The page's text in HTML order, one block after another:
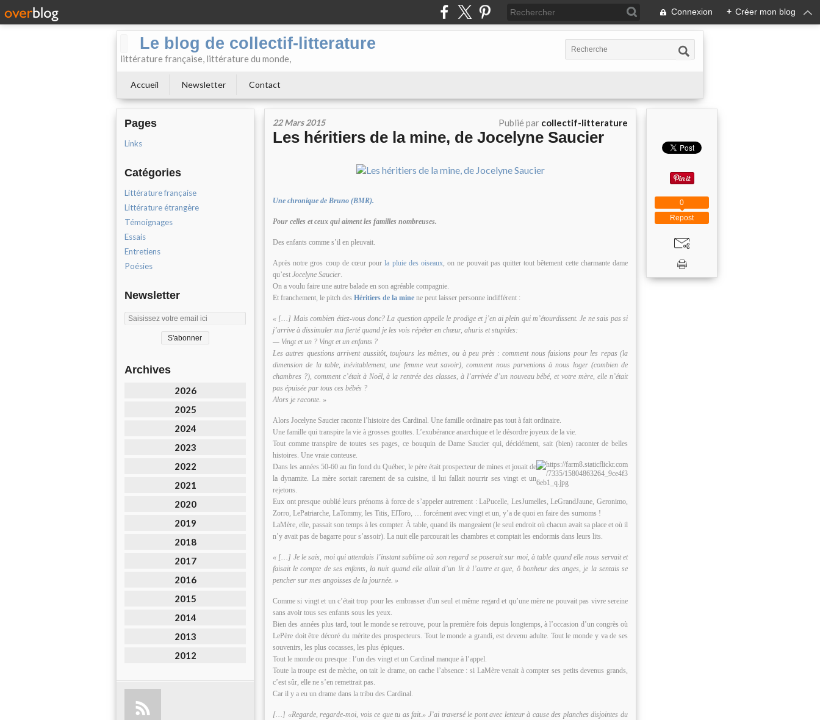
Connexion + Créer mon blog
Le blog de collectif-litterature
littérature française, littérature du monde,
Accueil Newsletter Contact
Pages
Links
Catégories
Littérature française
Littérature étrangère
Témoignages
Essais
Entretiens
Poésies
Newsletter
Archives
2026
2025
2024
2023
2022
2021
2020
2019
2018
2017
2016
2015
2014
2013
2012
22 Mars 2015 Publié par collectif-litterature
Les héritiers de la mine, de Jocelyne Saucier
Une chronique de Bruno (BMR).
Pour celles et ceux qui aiment les familles nombreuses.
Des enfants comme s’il en pleuvait.
Après notre gros coup de cœur pourla pluie des oiseaux, on ne pouvait pas quitter tout bêtement cette charmante dame
qu’est Jocelyne Saucier.
On a voulu faire une autre balade en son agréable compagnie.
Et franchement, le pitch des Héritiers de la mine ne peut laisser personne indifférent :
« […] Mais combien étiez-vous donc? La question appelle le prodige et j’en ai plein qui m’étourdissent. Je ne sais pas si
j’arrive à dissimuler ma fierté quand je les vois répéter en chœur, ahuris et stupides:
— Vingt et un ? Vingt et un enfants ?
Les autres questions arrivent aussitôt, toujours les mêmes, ou à peu près : comment nous faisions pour les repas (la
dimension de la table, inévitablement, une femme veut savoir), comment nous parvenions à nous loger (combien de
chambres ?), comment c’était à Noël, à la rentrée des classes, à l’arrivée d’un nouveau bébé, et votre mère, elle n’était
pas épuisée par tous ces bébés ?
Alors je raconte. »
Alors Jocelyne Saucier raconte l’histoire des Cardinal. Une famille ordinaire pas tout à fait ordinaire.
Une famille qui transpire la vie à grosses gouttes. L’exubérance anarchique et le désordre joyeux de la vie.
Tout comme transpire de toutes ses pages, ce bouquin de Dame Saucier qui, décidément, sait (bien) raconter de belles
histoires. Une vraie conteuse.
Dans les années 50-60 au fin fond du Québec, le père était prospecteur de mines et jouait de
la dynamite. La mère sortait rarement de sa cuisine, il lui fallait nourrir ses vingt et un
rejetons.
Eux ont presque oublié leurs prénoms à force de s’appeler autrement : LaPucelle, LesJumelles, LeGrandJaune, Geronimo,
Zorro, LePatriarche, LaTommy, les Titis, ElToro, … forcément avec vingt et un, y’a de quoi en faire des surnoms !
LaMère, elle, passait son temps à les compter. À table, quand ils mangeaient (le seul endroit où chacun avait sa place et où il
n’y avait pas de bagarre pour s’assoir). La nuit elle parcourait les chambres et comptait les endormis dans leurs lits.
« […] Je le sais, moi qui attendais l’instant sublime où son regard se poserait sur moi, à table quand elle nous servait et
faisait le compte de ses enfants, la nuit quand elle allait d’un lit à l’autre et que, ô bonheur des anges, je la sentais se
pencher sur mes angoisses de la journée. »
Comme si vingt et un c’était trop pour les embrasser d'un seul et même regard et qu’une mère ne pouvait pas vivre sereine
sans avoir tous ses enfants sous les yeux.
Bien des années plus tard, tout le monde se retrouve, pour la première fois depuis longtemps, à l’occasion d’un congrès où
LePère doit être décoré du mérite des prospecteurs. Tout le monde a grandi, est devenu adulte. Tout le monde y va de ses
souvenirs, les plus cocasses, les plus épiques.
Tout le monde ou presque : l’un des vingt et un Cardinal manque à l’appel.
Toute la troupe est de mèche, on tait le drame, on cache l’absence : si LaMère venait à compter ses petits devenus grands,
c’est sûr, elle ne s’en remettrait pas.
Car il y a eu un drame dans la tribu des Cardinal.
[…] «Regarde, regarde-moi, vois ce que tu as fait.» J’ai traversé le pont avec lenteur à cause des planches disjointes du
Repost
0